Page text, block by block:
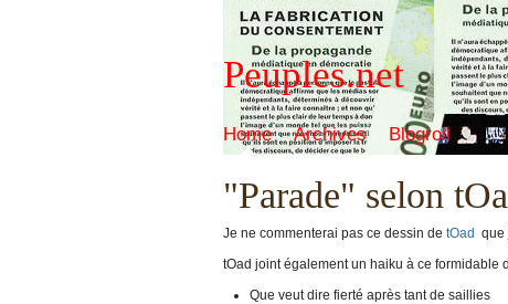
Peuples.net
Home Archives Blogroll
"Parade" selon
Je ne commenterai pas ce dessin de tOad que
tOad joint également un haiku à ce formidable
Que veut dire fierté après tant de saillies